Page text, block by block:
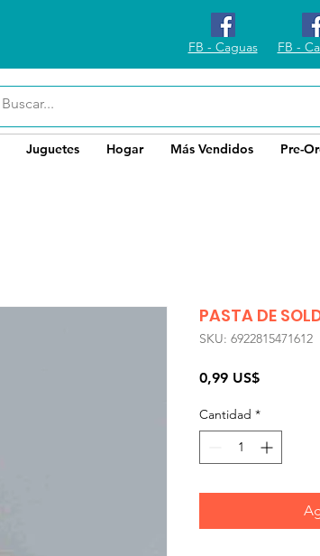
FB - Caguas FB -
Juguetes Hogar Más Vendidos Pre-
PASTA DE
SKU: 6922815471612
0,99 US$Precio
Cantidad *